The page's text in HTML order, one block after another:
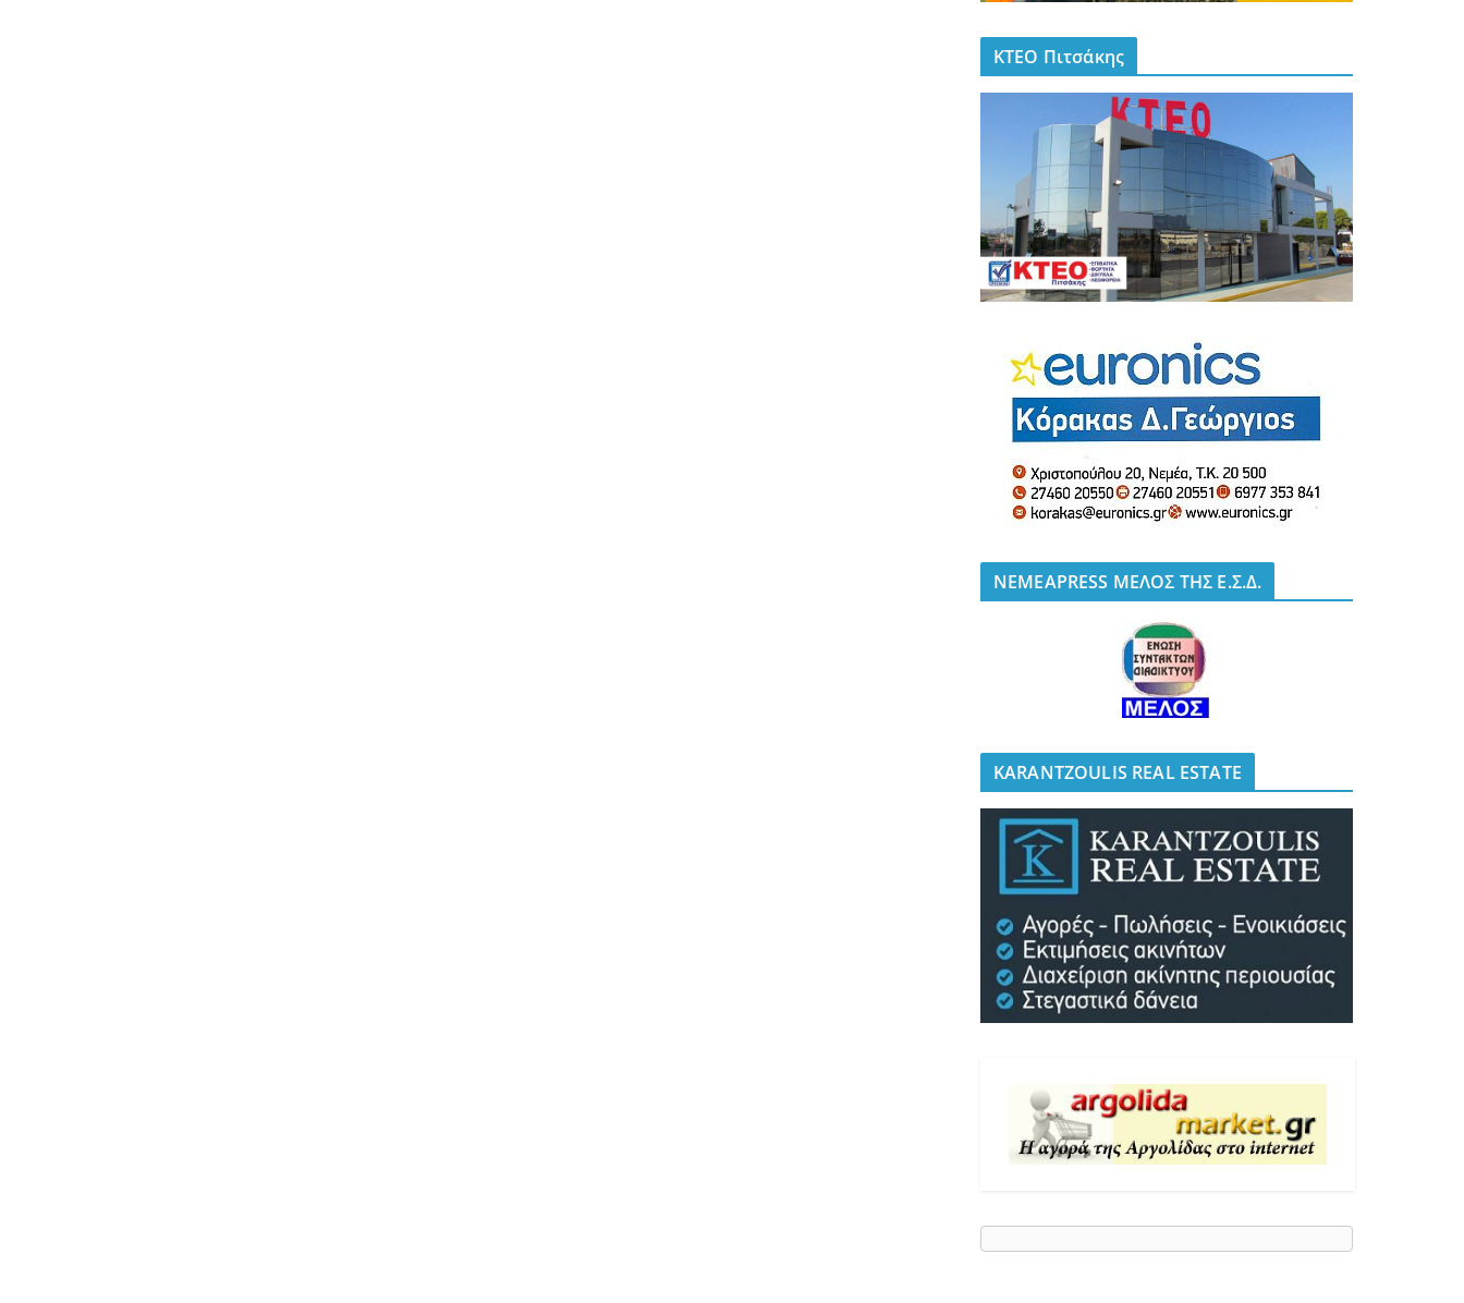
ΚΤΕΟ Πιτσάκης
NEMEAPRESS ΜΕΛΟΣ ΤΗΣ Ε.Σ.Δ.
KARANTZOULIS REAL ESTATE